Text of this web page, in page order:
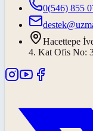
0(546) 855
Hacettepe
4. Kat Ofis No: